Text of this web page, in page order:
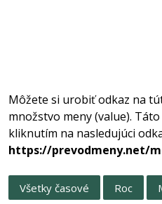
Môžete si urobiť odkaz na
množstvo meny (value).
kliknutím na nasledujúci
https://prevodmeny.net/
Všetky časové Roc